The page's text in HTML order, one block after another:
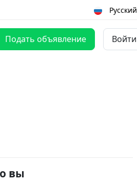
Русский
Подать объявление Войти
вы